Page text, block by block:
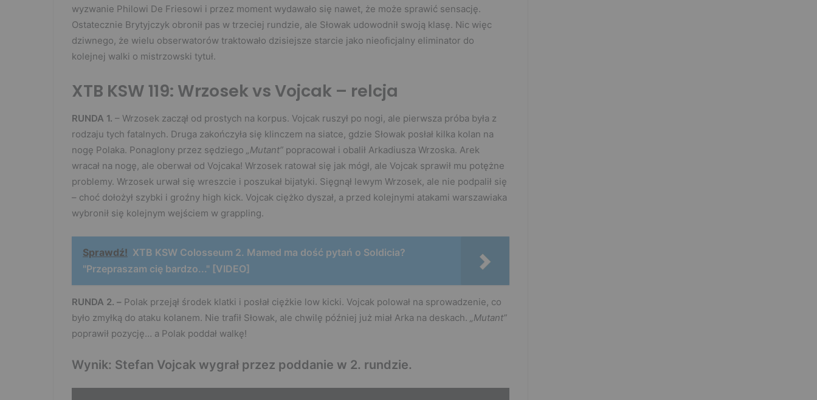
wyzwanie Philowi De Friesowi i przez moment wydawało się nawet, że może sprawić sensację.
Ostatecznie Brytyjczyk obronił pas w trzeciej rundzie, ale Słowak udowodnił swoją klasę. Nic więc
dziwnego, że wielu obserwatorów traktowało dzisiejsze starcie jako nieoficjalny eliminator do
kolejnej walki o mistrzowski tytuł.
XTB KSW 119: Wrzosek vs Vojcak – relcja
RUNDA 1. – Wrzosek zaczął od prostych na korpus. Vojcak ruszył po nogi, ale pierwsza próba była z
rodzaju tych fatalnych. Druga zakończyła się klinczem na siatce, gdzie Słowak posłał kilka kolan na
nogę Polaka. Ponaglony przez sędziego
„Mutant” popracował i obalił Arkadiusza Wrzoska. Arek
wracał na nogę, ale oberwał od Vojcaka! Wrzosek ratował się jak mógł, ale Vojcak sprawił mu potężne
problemy. Wrzosek urwał się wreszcie i poszukał bijatyki. Sięgnął lewym Wrzosek, ale nie podpalił się
– choć dołożył szybki i groźny high kick. Vojcak ciężko dyszał, a przed kolejnymi atakami warszawiaka
wybronił się kolejnym wejściem w grappling.
Sprawdź! XTB KSW Colosseum 2. Mamed ma dość pytań o Soldicia?
"Przepraszam cię bardzo..." [VIDEO]
RUNDA 2. – Polak przejął środek klatki i posłał ciężkie low kicki. Vojcak polował na sprowadzenie, co
było zmyłką do ataku kolanem. Nie trafił Słowak, ale chwilę później już miał Arka na deskach.
„Mutant”
poprawił pozycję… a Polak poddał walkę!
Wynik: Stefan Vojcak wygrał przez poddanie w 2. rundzie.